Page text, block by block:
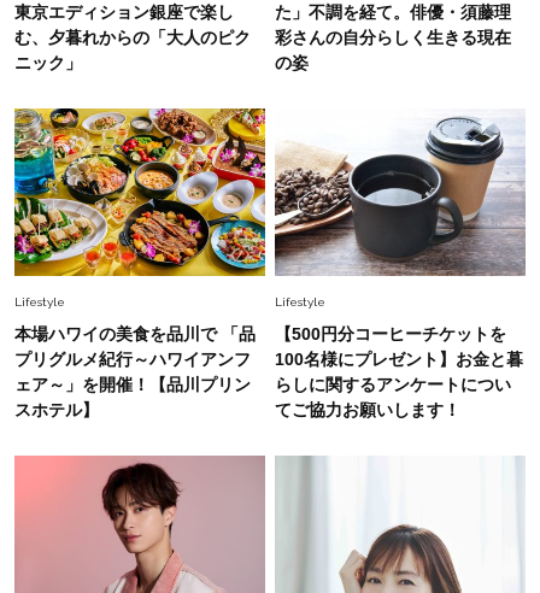
40代の夏通勤はこれ１着！「きちんと感」も
「オシャレ」も整うトレンドトップス〈4選〉
Fashion 2026.8.5
オシャレ40代の【ワンピ＆オールインワン】最
旬着こなし3選。地味見え回避のコツは「バッグ
選び」！
Fashion 2026.7.31
【40代のTシャツコーデ】超ビッグサイズ×きれ
Fashion 2026.6.25
毎日忙しい40代が頼れる！無難に見えない【ひ
とくせ黒ワンピ】〈5選〉
Fashion
スタイリストが本気で推す！40代がほどよく華
やぐ【甘め黒アイテム】3選
東京エディション銀座で楽し
む、夕暮れからの「大人のピク
ニック」
た」不調を経て。俳優・須藤理
彩さんの自分らしく生きる現在
の姿
Lifestyle
本場ハワイの美食を品川で 「品
プリグルメ紀行～ハワイアンフ
ェア～」を開催！【品川プリン
スホテル】
Lifestyle
【500円分コーヒーチケットを
100名様にプレゼント】お金と暮
らしに関するアンケートについ
てご協力お願いします！